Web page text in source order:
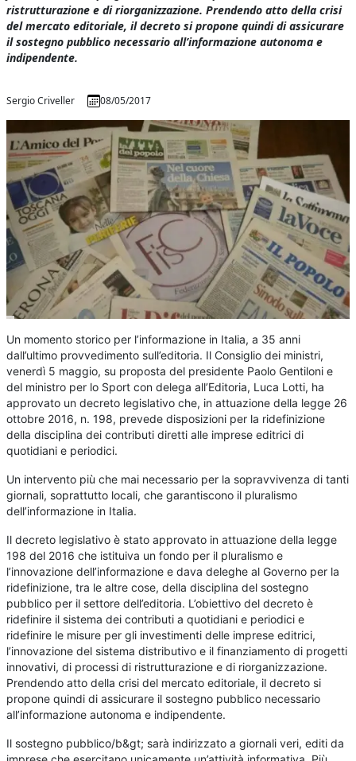
ristrutturazione e di riorganizzazione. Prendendo atto della crisi
del mercato editoriale, il decreto si propone quindi di assicurare
il sostegno pubblico necessario all’informazione autonoma e
indipendente.
Sergio Criveller 08/05/2017
Un momento storico per l’informazione in Italia, a 35 anni
dall’ultimo provvedimento sull’editoria. Il Consiglio dei ministri,
venerdì 5 maggio, su proposta del presidente Paolo Gentiloni e
del ministro per lo Sport con delega all’Editoria, Luca Lotti, ha
approvato un decreto legislativo che, in attuazione della legge 26
ottobre 2016, n. 198, prevede disposizioni per la ridefinizione
della disciplina dei contributi diretti alle imprese editrici di
quotidiani e periodici.
Un intervento più che mai necessario per la sopravvivenza di tanti
giornali, soprattutto locali, che garantiscono il pluralismo
dell’informazione in Italia.
Il decreto legislativo è stato approvato in attuazione della legge
198 del 2016 che istituiva un fondo per il pluralismo e
l’innovazione dell’informazione e dava deleghe al Governo per la
ridefinizione, tra le altre cose, della disciplina del sostegno
pubblico per il settore dell’editoria. L’obiettivo del decreto è
ridefinire il sistema dei contributi a quotidiani e periodici e
ridefinire le misure per gli investimenti delle imprese editrici,
l’innovazione del sistema distributivo e il finanziamento di progetti
innovativi, di processi di ristrutturazione e di riorganizzazione.
Prendendo atto della crisi del mercato editoriale, il decreto si
propone quindi di assicurare il sostegno pubblico necessario
all’informazione autonoma e indipendente.
Il sostegno pubblico/b&gt; sarà indirizzato a giornali veri, editi da